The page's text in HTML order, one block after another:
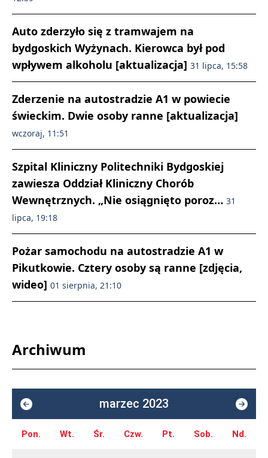
Auto zderzyło się z tramwajem na
bydgoskich Wyżynach. Kierowca był pod
wpływem alkoholu [aktualizacja] 31 lipca, 15:58
Zderzenie na autostradzie A1 w powiecie
świeckim. Dwie osoby ranne [aktualizacja]
wczoraj, 11:51
Szpital Kliniczny Politechniki Bydgoskiej
zawiesza Oddział Kliniczny Chorób
Wewnętrznych. „Nie osiągnięto poroz… 31
lipca, 19:18
Pożar samochodu na autostradzie A1 w
Pikutkowie. Cztery osoby są ranne [zdjęcia,
wideo] 01 sierpnia, 21:10
Archiwum
marzec 2023
Pon. Wt. Śr. Czw. Pt. Sob. Nd.